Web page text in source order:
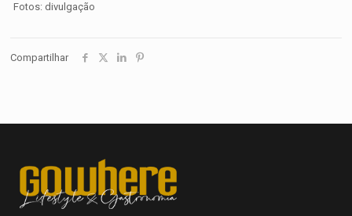
Fotos: divulgação
Compartilhar